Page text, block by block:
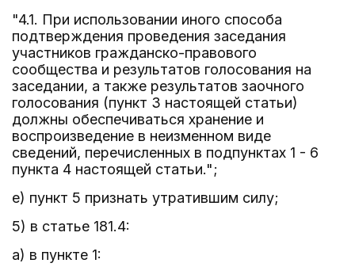
"4.1. При использовании иного способа
подтверждения проведения заседания
участников гражданско-правового
сообщества и результатов голосования на
заседании, а также результатов заочного
голосования (пункт 3 настоящей статьи)
должны обеспечиваться хранение и
воспроизведение в неизменном виде
сведений, перечисленных в подпунктах 1 - 6
пункта 4 настоящей статьи.";
е) пункт 5 признать утратившим силу;
5) в статье 181.4:
а) в пункте 1: